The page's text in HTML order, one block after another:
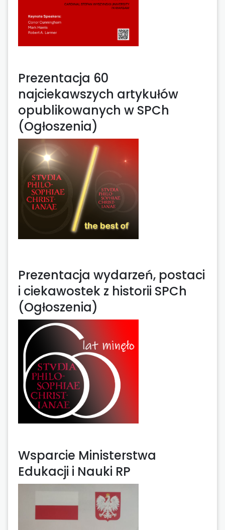
Prezentacja 60
najciekawszych artykułów
opublikowanych w SPCh
(Ogłoszenia)
Prezentacja wydarzeń, postaci
i ciekawostek z historii SPCh
(Ogłoszenia)
Wsparcie Ministerstwa
Edukacji i Nauki RP